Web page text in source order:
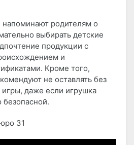
родителям о
выбирать детские
продукции с
и
Кроме того,
не оставлять без
даже если игрушка
безопасной.
31